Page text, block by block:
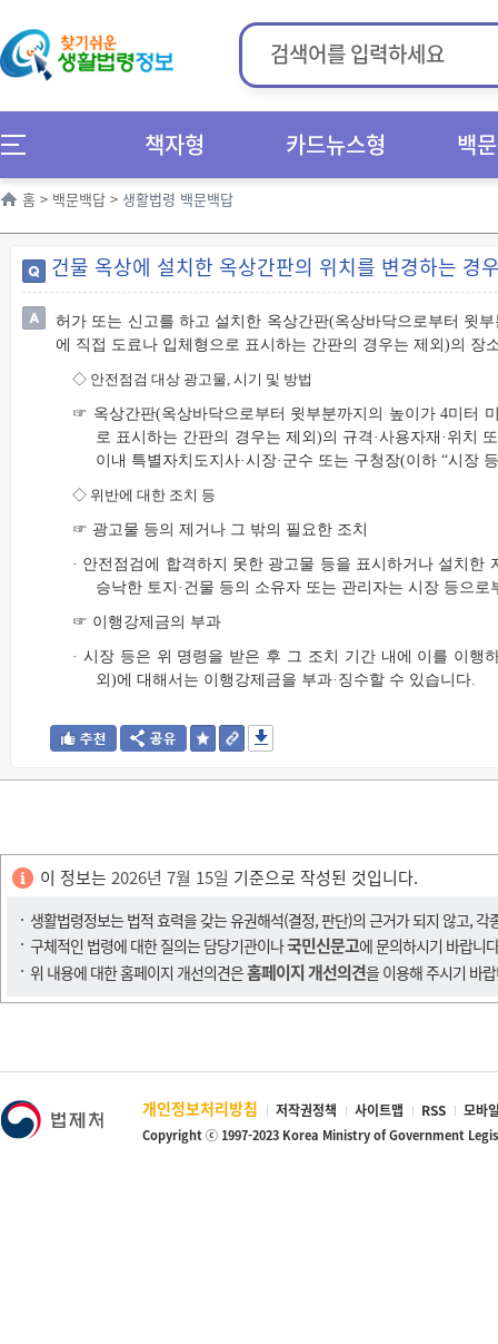
책자형 카드뉴스형 백
홈 > 백문백답 > 생활법령 백문백답
건물 옥상에 설치한 옥상간판의 위치를 변경하는 경
허가 또는 신고를 하고 설치한 옥상간판(옥상바닥으로부터 윗
에 직접 도료나 입체형으로 표시하는 간판의 경우는 제외)의 장
◇ 안전점검 대상 광고물, 시기 및 방법
☞ 옥상간판(옥상바닥으로부터 윗부분까지의 높이가 4미터
로 표시하는 간판의 경우는 제외)의 규격·사용자재·위치
이내 특별자치도지사·시장·군수 또는 구청장(이하 “시장
◇ 위반에 대한 조치 등
☞ 광고물 등의 제거나 그 밖의 필요한 조치
· 안전점검에 합격하지 못한 광고물 등을 표시하거나 설치
승낙한 토지·건물 등의 소유자 또는 관리자는 시장 등으
☞ 이행강제금의 부과
· 시장 등은 위 명령을 받은 후 그 조치 기간 내에 이를 이행
외)에 대해서는 이행강제금을 부과·징수할 수 있습니다.
이 정보는 2026년 7월 15일 기준으로 작성된 것입니다.
생활법령정보는 법적 효력을 갖는 유권해석(결정, 판단)의 근거가 되지 않고,
구체적인 법령에 대한 질의는 담당기관이나국민신문고에 문의하시기 바랍니
위 내용에 대한 홈페이지 개선의견은홈페이지 개선의견을 이용해 주시기 바
개인정보처리방침 저작권정책 사이트맵 RSS 모바
Copyright ⓒ 1997-2023 Korea Ministry of Government